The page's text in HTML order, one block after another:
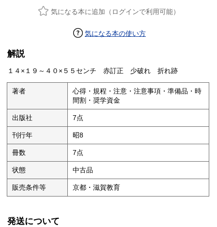
気になる本に追加（ログインで利用可能）
気になる本の使い方
解説
１４×１９～４０×５５センチ 赤訂正 少破れ 折れ跡
著者
心得・規程・注意・注意事項・準備品・時
間割・奨学資金
出版社 7点
刊行年 昭8
冊数 7点
状態 中古品
販売条件等 京都・滋賀教育
発送について